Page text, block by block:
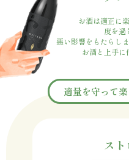
お酒は適正に
度を過
悪い影響をもたらし
お酒と上手に
適量を守って
ス